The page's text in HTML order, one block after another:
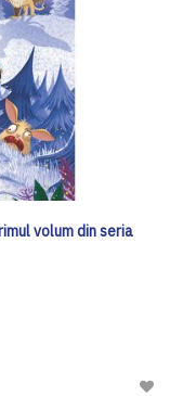
volum din seria